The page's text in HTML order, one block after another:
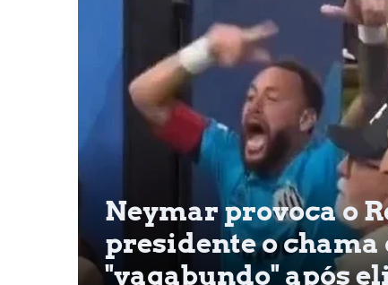
Neymar provoca o
presidente o chama
"vagabundo" após